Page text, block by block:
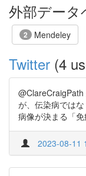
外部データ
2 Mendeley
Twitter (4
が、伝染病では
病像が決まる「
2023-08-11